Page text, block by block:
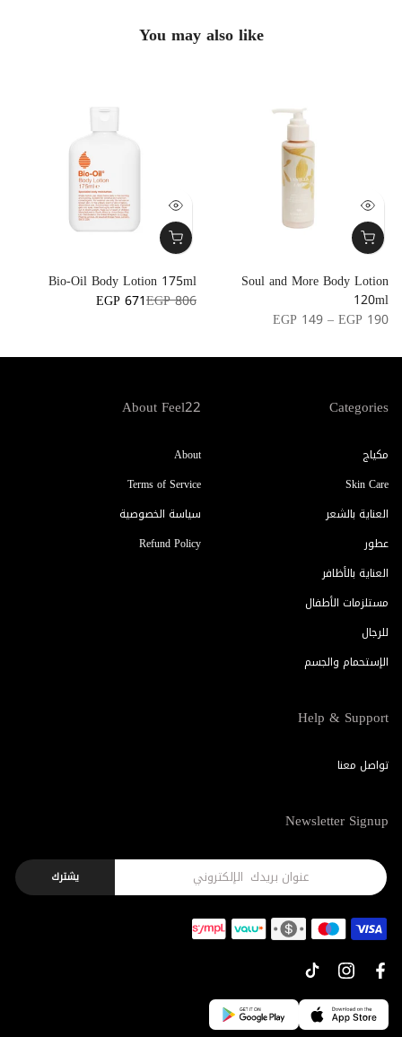
You may also like
Bio-Oil Body Lotion 175ml
EGP 806
EGP 671
Soul and More Body Lotion
120ml
EGP 149 – EGP 190
Categories
مكياج
Skin Care
العناية بالشعر
عطور
العناية بالأظافر
مستلزمات الأطفال
للرجال
الإستحمام والجسم
About Feel22
About
Terms of Service
سياسة الخصوصية
Refund Policy
Help & Support
تواصل معنا
Newsletter Signup
يشترك